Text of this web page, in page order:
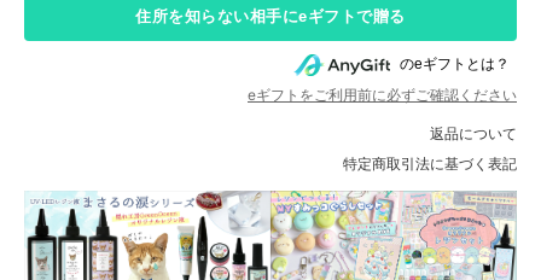
住所を知らない相手にeギフトで贈る
のeギフトとは？
eギフトをご利用前に必ずご確認ください
返品について
特定商取引法に基づく表記